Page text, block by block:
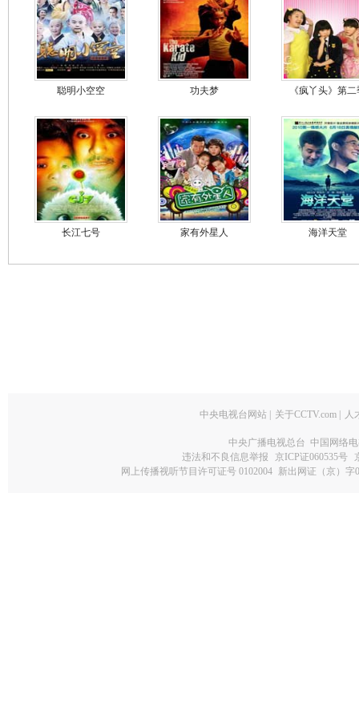
聪明小空空 功夫梦 《疯丫头》第二
长江七号 家有外星人 海洋天堂
中央电视台网站 关于CCTV.com 人
中央广播电视总台 中国网络
违法和不良信息举报
京ICP证060535号
网上传播视听节目许可证号 0102004 新出网证（京）